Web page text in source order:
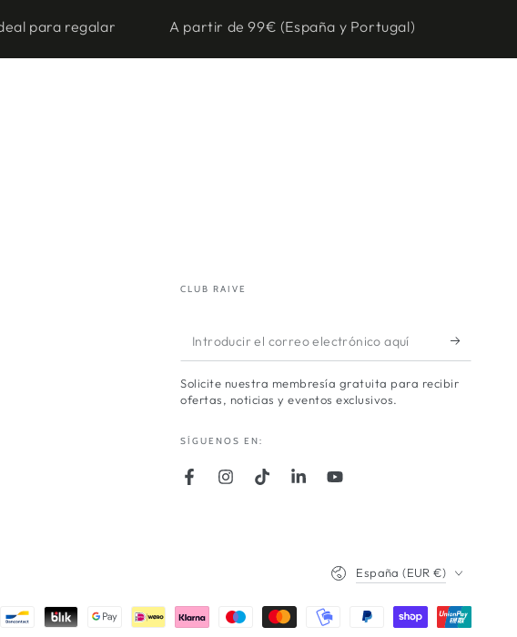
para regalar A partir de 99€ (España y Portugal)
CLUB RAIVE
Introducir
el
correo
aquí
Solicite nuestra membresía gratuita para recibir
ofertas, noticias y eventos exclusivos.
SÍGUENOS EN:
FacebookInstagramTikTokLinkedInYouTube
España (EUR €)